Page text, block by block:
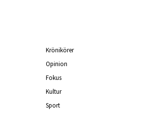
Krönikörer
Opinion
Fokus
Kultur
Sport